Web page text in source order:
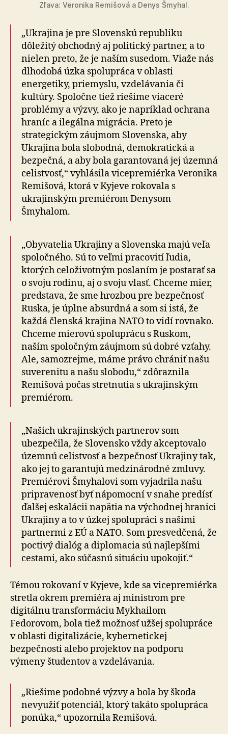
Zľava: Veronika Remišová a Denys Šmyhal.
„Ukrajina je pre Slovenskú republiku
dôležitý obchodný aj politický partner, a to
nielen preto, že je naším susedom. Viaže nás
dlhodobá úzka spolupráca v oblasti
energetiky, priemyslu, vzdelávania či
kultúry. Spoločne tiež riešime viaceré
problémy a výzvy, ako je napríklad ochrana
hraníc a ilegálna migrácia. Preto je
strategickým záujmom Slovenska, aby
Ukrajina bola slobodná, demokratická a
bezpečná, a aby bola garantovaná jej územná
celistvosť,“ vyhlásila vicepremiérka Veronika
Remišová, ktorá v Kyjeve rokovala s
ukrajinským premiérom Denysom
Šmyhalom.
„Obyvatelia Ukrajiny a Slovenska majú veľa
spoločného. Sú to veľmi pracovití ľudia,
ktorých celoživotným poslaním je postarať sa
o svoju rodinu, aj o svoju vlasť. Chceme mier,
predstava, že sme hrozbou pre bezpečnosť
Ruska, je úplne absurdná a som si istá, že
každá členská krajina NATO to vidí rovnako.
Chceme mierovú spoluprácu s Ruskom,
naším spoločným záujmom sú dobré vzťahy.
Ale, samozrejme, máme právo chrániť našu
suverenitu a našu slobodu,“ zdôraznila
Remišová počas stretnutia s ukrajinským
premiérom.
„Našich ukrajinských partnerov som
ubezpečila, že Slovensko vždy akceptovalo
územnú celistvosť a bezpečnosť Ukrajiny tak,
ako jej to garantujú medzinárodné zmluvy.
Premiérovi Šmyhalovi som vyjadrila našu
pripravenosť byť nápomocní v snahe predísť
ďalšej eskalácii napätia na východnej hranici
Ukrajiny a to v úzkej spolupráci s našimi
partnermi z EÚ a NATO. Som presvedčená, že
poctivý dialóg a diplomacia sú najlepšími
cestami, ako súčasnú situáciu upokojiť.“
Témou rokovaní v Kyjeve, kde sa vicepremiérka
stretla okrem premiéra aj ministrom pre
digitálnu transformáciu Mykhailom
Fedorovom, bola tiež možnosť užšej spolupráce
v oblasti digitalizácie, kybernetickej
bezpečnosti alebo projektov na podporu
výmeny študentov a vzdelávania.
„Riešime podobné výzvy a bola by škoda
nevyužiť potenciál, ktorý takáto spolupráca
ponúka,“ upozornila Remišová.